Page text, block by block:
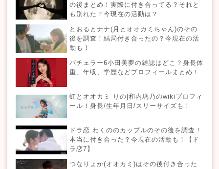
の後まとめ！実際に付き合ってる？それと
も別れた？今現在の活動は？
とおるとナナ(月とオオカミちゃん)のその
後を調査！結局付き合ったの？今現在の活
動も！
バチェラー6小田美夢の雑誌はどこ？身長体
重、年収、学歴などプロフィールまとめ！
虹とオオカミ りの|和内璃乃のwikiプロフィ
ール！身長/生年月日/スリーサイズも！
ドラ恋 わくののカップルのその後を調査！
本当に付き合った？今現在の活動も！【ド
ラ恋7】
つなりょか(オオカミ)はその後付き合った